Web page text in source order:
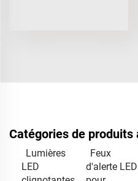
Catégories de produits
Lumières
LED
Feux
d'alerte LED